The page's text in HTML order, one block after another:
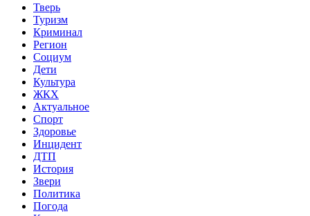
Тверь
Туризм
Криминал
Регион
Социум
Дети
Культура
ЖКХ
Актуальное
Спорт
Здоровье
Инцидент
ДТП
История
Звери
Политика
Погода